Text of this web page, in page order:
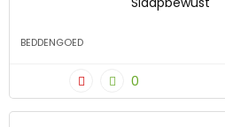
BEDDENGOED
0